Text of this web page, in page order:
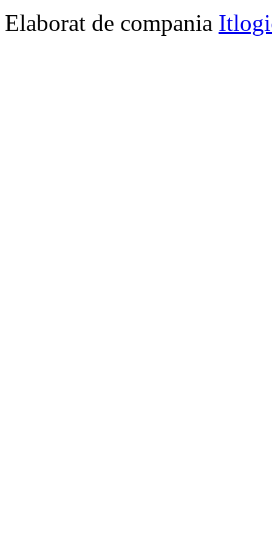
Elaborat de compania